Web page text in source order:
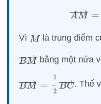
AM→ =
Vì Mlà trung điểm
BM→
bằng một nửa
BM→ 12BC →
. Thế